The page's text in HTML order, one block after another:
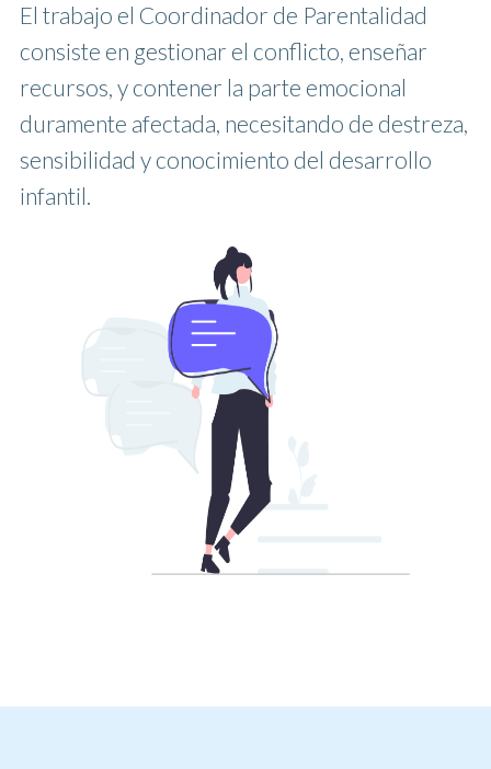
El trabajo el Coordinador de Parentalidad
consiste en gestionar el conflicto, enseñar
recursos, y contener la parte emocional
duramente afectada, necesitando de destreza,
sensibilidad y conocimiento del desarrollo
infantil.